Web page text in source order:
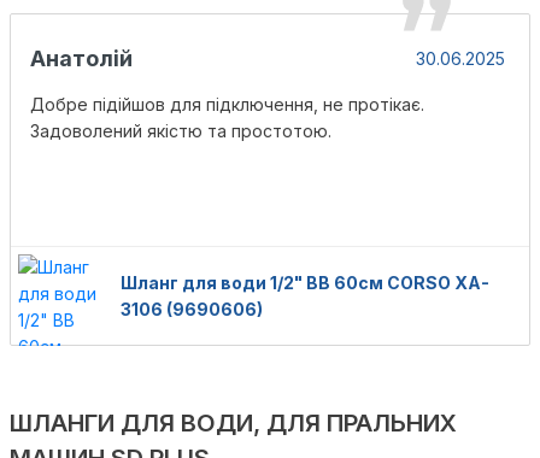
Анатолій 30.06.2025
Добре підійшов для підключення, не протікає.
Задоволений якістю та простотою.
Шланг для води 1/2" ВВ 60см CORSO XA-
3106 (9690606)
ШЛАНГИ ДЛЯ ВОДИ, ДЛЯ ПРАЛЬНИХ